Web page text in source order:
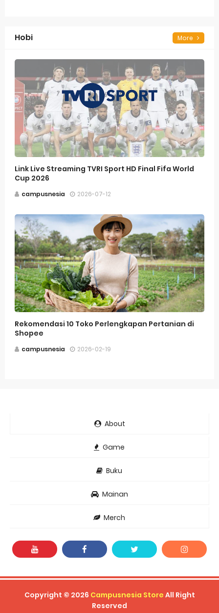
Hobi More
Link Live Streaming TVRI Sport HD Final Fifa World
Cup 2026
campusnesia 2026-07-12
Rekomendasi 10 Toko Perlengkapan Pertanian di
Shopee
campusnesia 2026-02-19
About
Game
Buku
Mainan
Merch
Copyright © 2026 Campusnesia Store All Right
Reserved